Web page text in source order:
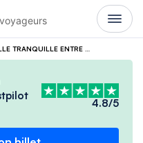
4.8/5